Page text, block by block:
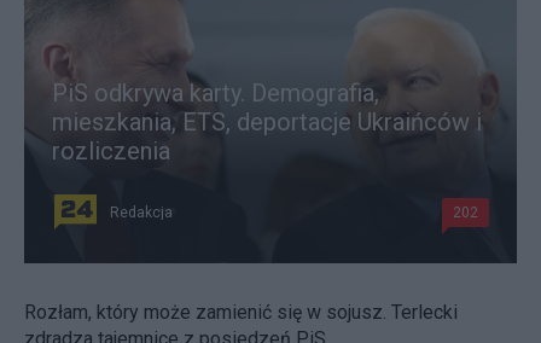
PiS odkrywa karty. Demografia,
mieszkania, ETS, deportacje Ukraińców i
rozliczenia
Redakcja 202
Rozłam, który może zamienić się w sojusz. Terlecki
zdradza tajemnice z posiedzeń PiS